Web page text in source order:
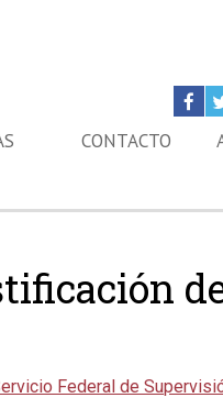
CONTACTO
Federal de